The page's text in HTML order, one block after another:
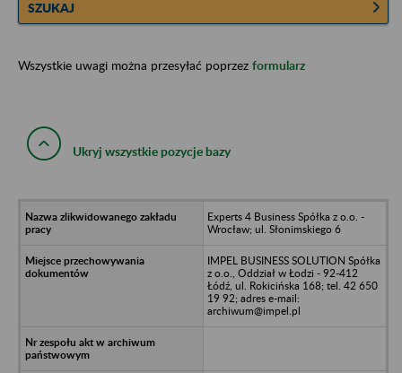
SZUKAJ
Wszystkie uwagi można przesyłać poprzez formularz
Ukryj wszystkie pozycje bazy
Experts 4 Business Spółka z o.o. -
Wrocław; ul. Słonimskiego 6
IMPEL BUSINESS SOLUTION Spółka
z o.o., Oddział w Łodzi - 92-412
Łódź, ul. Rokicińska 168; tel. 42 650
19 92; adres e-mail:
archiwum@impel.pl